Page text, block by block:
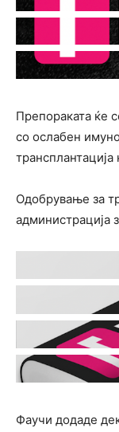
Препораката ќе
со ослабен
Одобрување за
администрација
Фаучи додаде